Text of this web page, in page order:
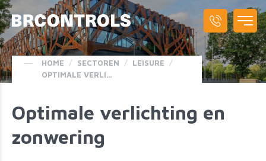
HOME / SECTOREN / LEISURE /
OPTIMALE VERLICHTING EN ZONWERING
Optimale verlichting en
zonwering